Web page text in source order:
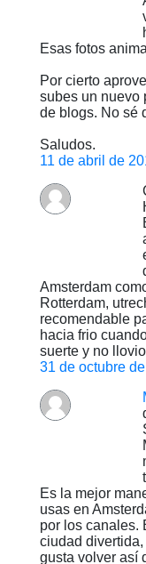
Esas fotos
Por cierto
subes un nuevo
de blogs. No sé
Saludos.
11 de abril de
Amsterdam
Rotterdam,
recomendable
hacia frio
suerte y no
31 de octubre
Es la mejor
usas en
por los canales.
ciudad
gusta volver así